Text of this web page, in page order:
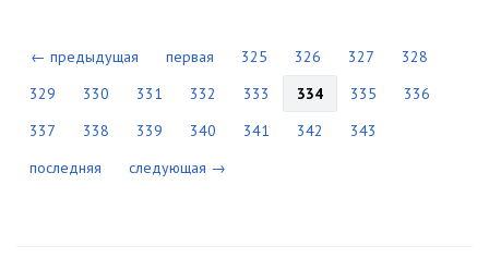
← предыдущая первая 325 326 327
328
329
330 331 332 333 334 335
336
337
338 339 340 341 342
343
последняя
следующая →